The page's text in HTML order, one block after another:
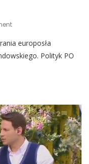
On
„Nie
Wybaczę
TVP
Po
Obejrzeniu
Tego
Nagrania
europosła
Polityk PO